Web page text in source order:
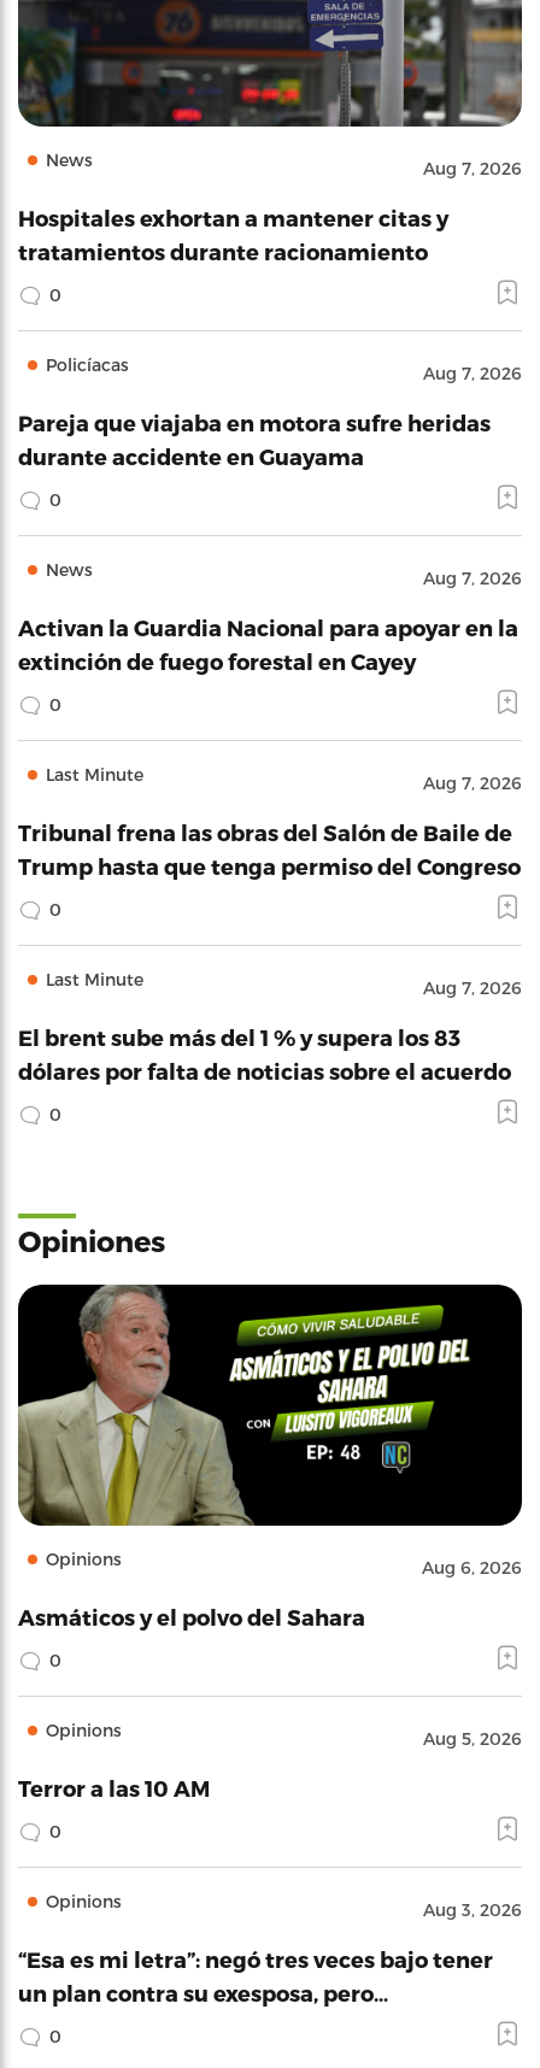
News Aug 7, 2026
Hospitales exhortan a mantener citas y
tratamientos durante racionamiento
0
Policíacas Aug 7, 2026
Pareja que viajaba en motora sufre heridas
durante accidente en Guayama
0
News Aug 7, 2026
Activan la Guardia Nacional para apoyar en la
extinción de fuego forestal en Cayey
0
Last Minute Aug 7, 2026
Tribunal frena las obras del Salón de Baile de
Trump hasta que tenga permiso del Congreso
0
Last Minute Aug 7, 2026
El brent sube más del 1 % y supera los 83
dólares por falta de noticias sobre el acuerdo
0
Opiniones
Opinions Aug 6, 2026
Asmáticos y el polvo del Sahara
0
Opinions Aug 5, 2026
Terror a las 10 AM
0
Opinions Aug 3, 2026
“Esa es mi letra”: negó tres veces bajo tener
un plan contra su exesposa, pero…
0